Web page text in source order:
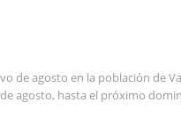
de agosto en la población de
agosto, hasta el próximo